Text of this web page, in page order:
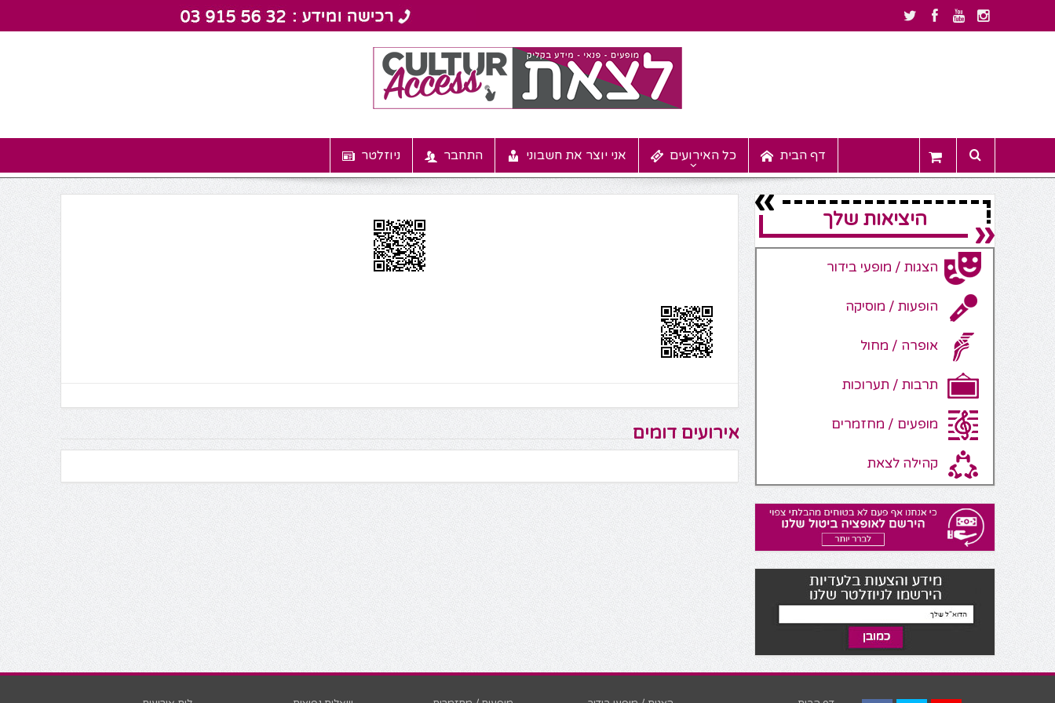
ניוזלטר התחבר אני יוצר את חשבוני כל האירועים דף הבית
אירועים דומים
היציאות שלך
הצגות / מופעי בידור
הופעות / מוסיקה
אופרה / מחול
תרבות / תערוכות
מופעים / מחזמרים
קהילה לצאת